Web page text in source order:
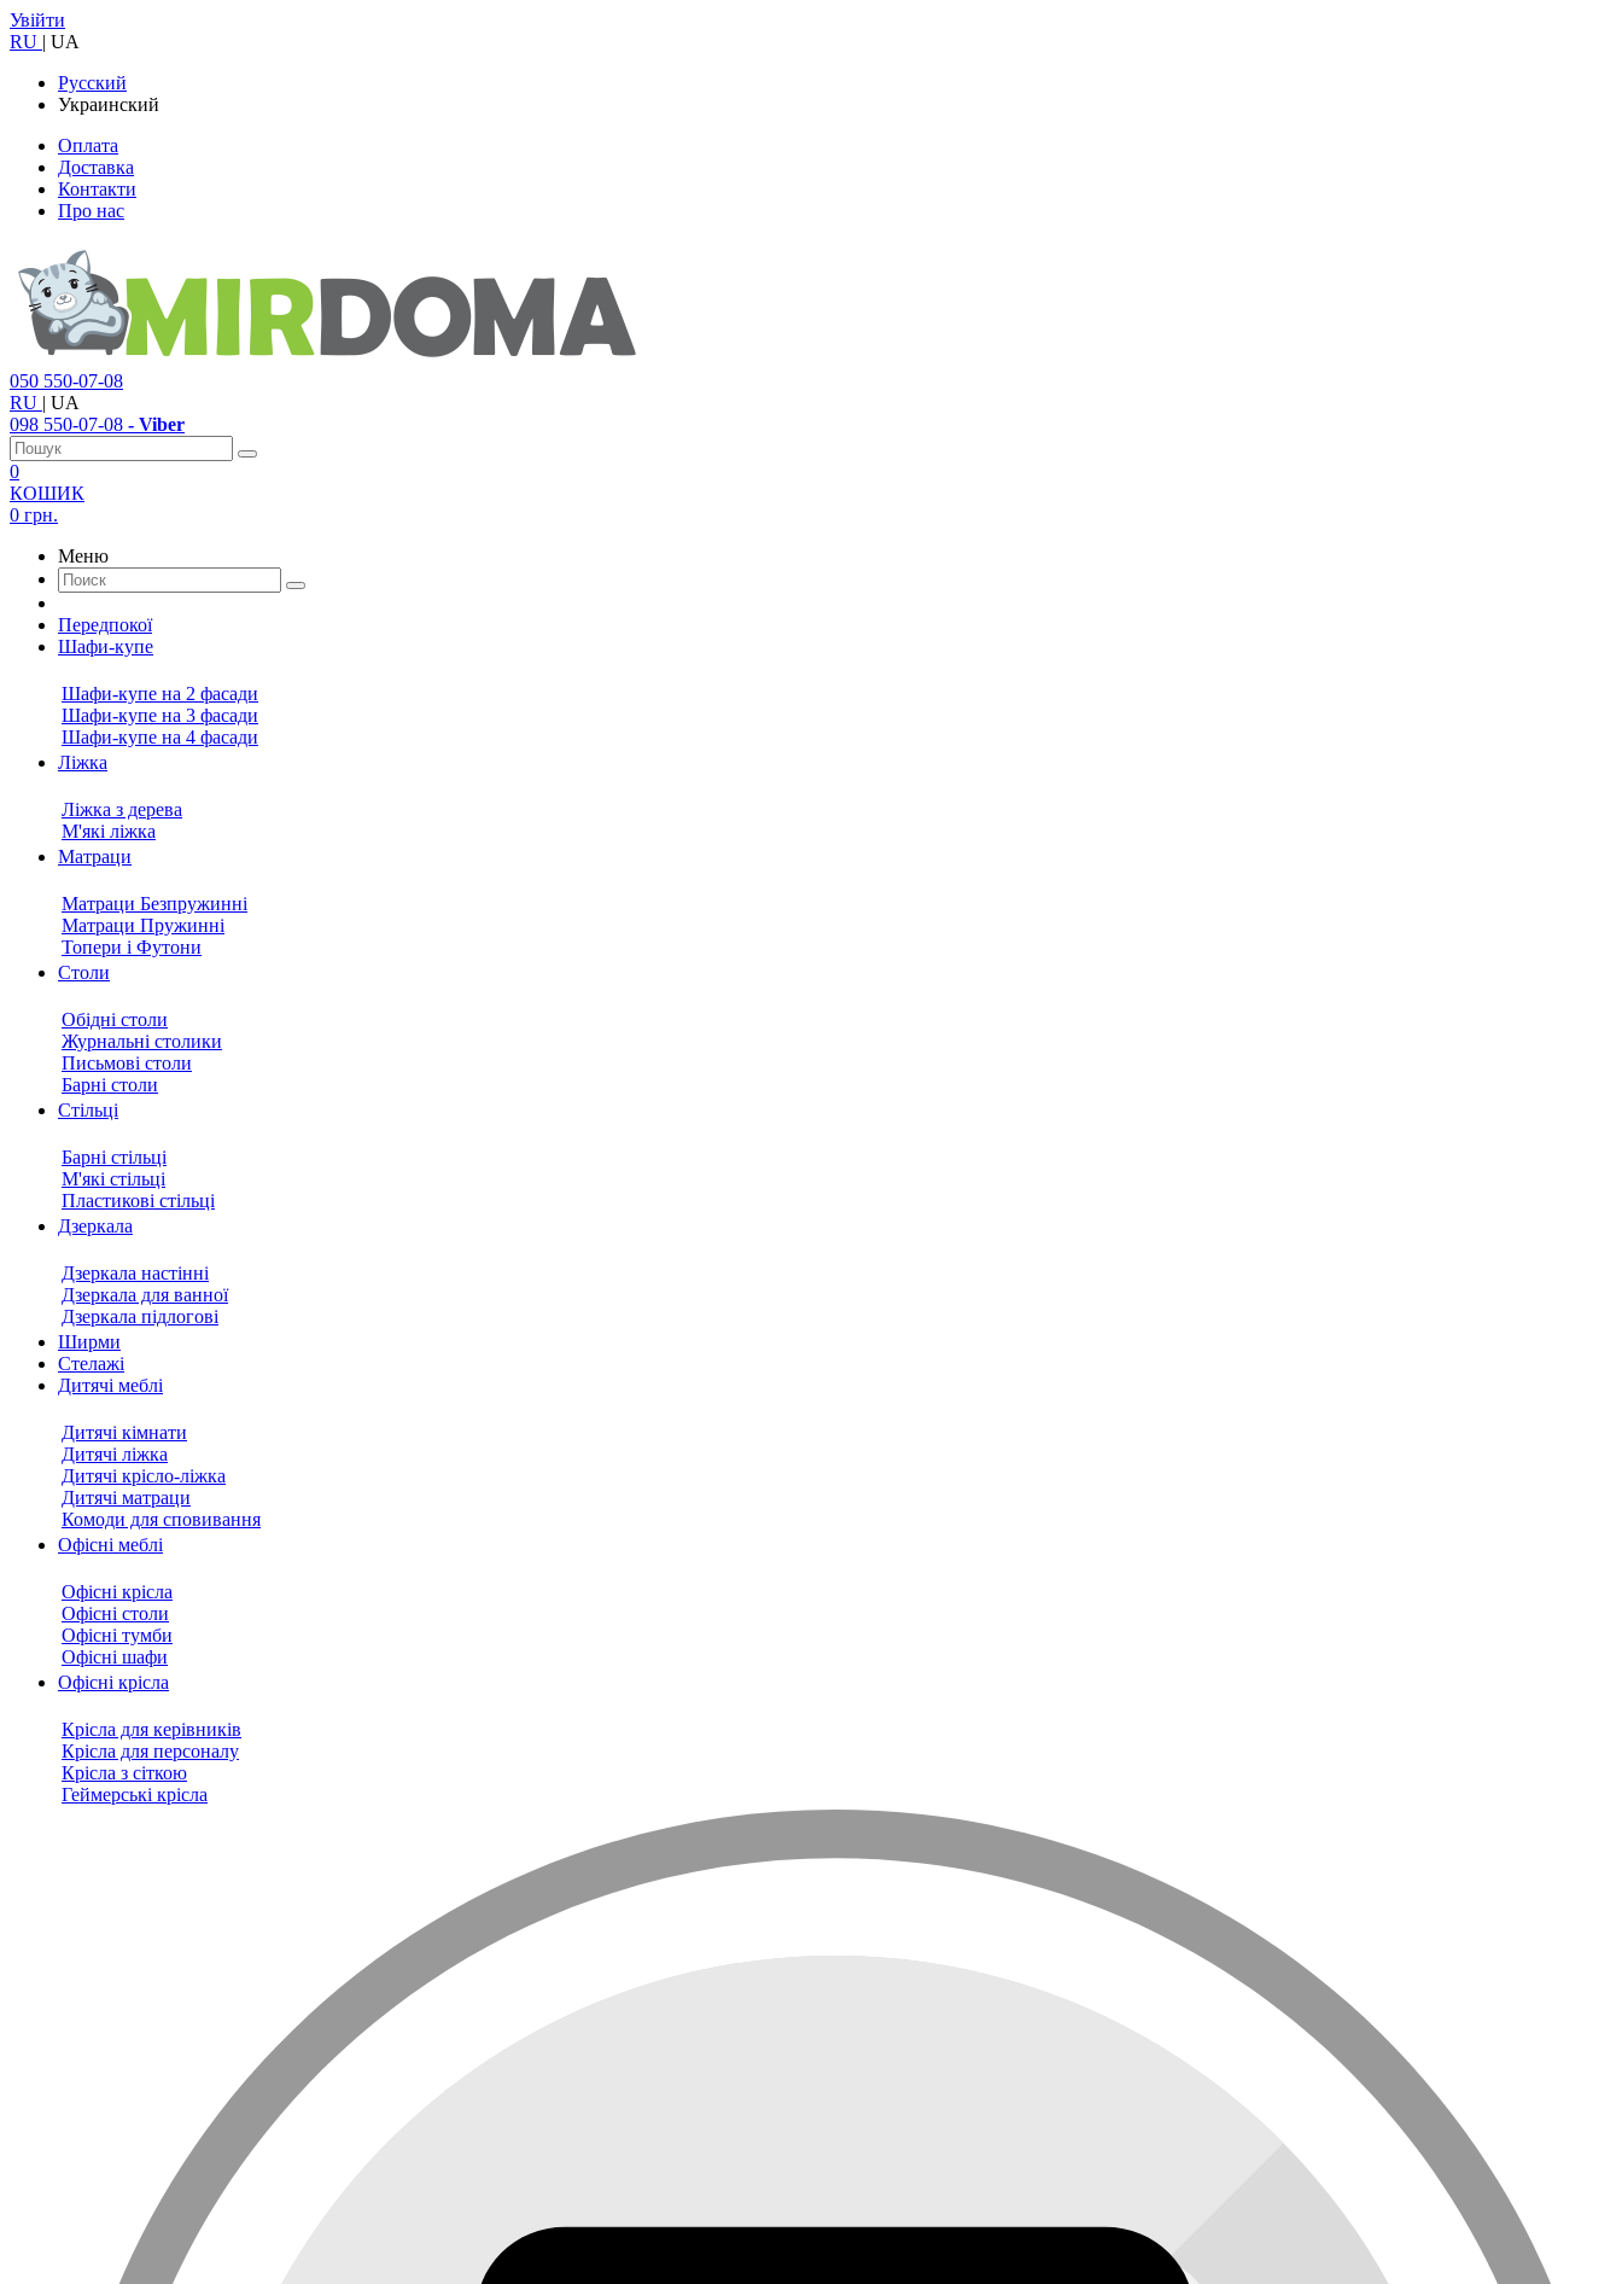
Увійти
RU | UA
Русский
Украинский
Оплата
Доставка
Контакти
Про нас
050 550-07-08
RU | UA
098 550-07-08 - Viber
0
КОШИК
0 грн.
Меню
Передпокої
Шафи-купе
Шафи-купе на 2 фасади
Шафи-купе на 3 фасади
Шафи-купе на 4 фасади
Ліжка
Ліжка з дерева
М'які ліжка
Матраци
Матраци Безпружинні
Матраци Пружинні
Топери і Футони
Столи
Обідні столи
Журнальні столики
Письмові столи
Барні столи
Стільці
Барні стільці
М'які стільці
Пластикові стільці
Дзеркала
Дзеркала настінні
Дзеркала для ванної
Дзеркала підлогові
Ширми
Стелажі
Дитячі меблі
Дитячі кімнати
Дитячі ліжка
Дитячі крісло-ліжка
Дитячі матраци
Комоди для сповивання
Офісні меблі
Офісні крісла
Офісні столи
Офісні тумби
Офісні шафи
Офісні крісла
Крісла для керівників
Крісла для персоналу
Крісла з сіткою
Геймерські крісла